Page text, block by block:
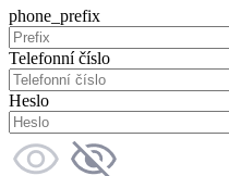
phone_prefix
Telefonní číslo
Heslo